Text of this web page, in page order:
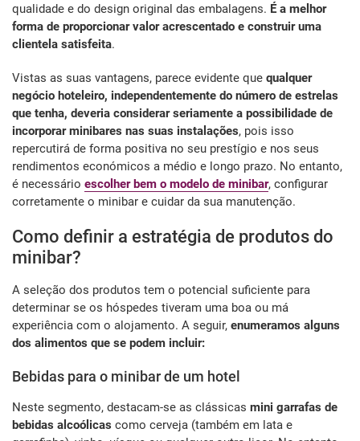
qualidade e do design original das embalagens. É a melhor
forma de proporcionar valor acrescentado e construir uma
clientela satisfeita.
Vistas as suas vantagens, parece evidente que qualquer
negócio hoteleiro, independentemente do número de estrelas
que tenha, deveria considerar seriamente a possibilidade de
incorporar minibares nas suas instalações, pois isso
repercutirá de forma positiva no seu prestígio e nos seus
rendimentos económicos a médio e longo prazo. No entanto,
é necessário escolher bem o modelo de minibar, configurar
corretamente o minibar e cuidar da sua manutenção.
Como definir a estratégia de produtos do
minibar?
A seleção dos produtos tem o potencial suficiente para
determinar se os hóspedes tiveram uma boa ou má
experiência com o alojamento. A seguir, enumeramos alguns
dos alimentos que se podem incluir:
Bebidas para o minibar de um hotel
Neste segmento, destacam-se as clássicas mini garrafas de
bebidas alcoólicas como cerveja (também em lata e